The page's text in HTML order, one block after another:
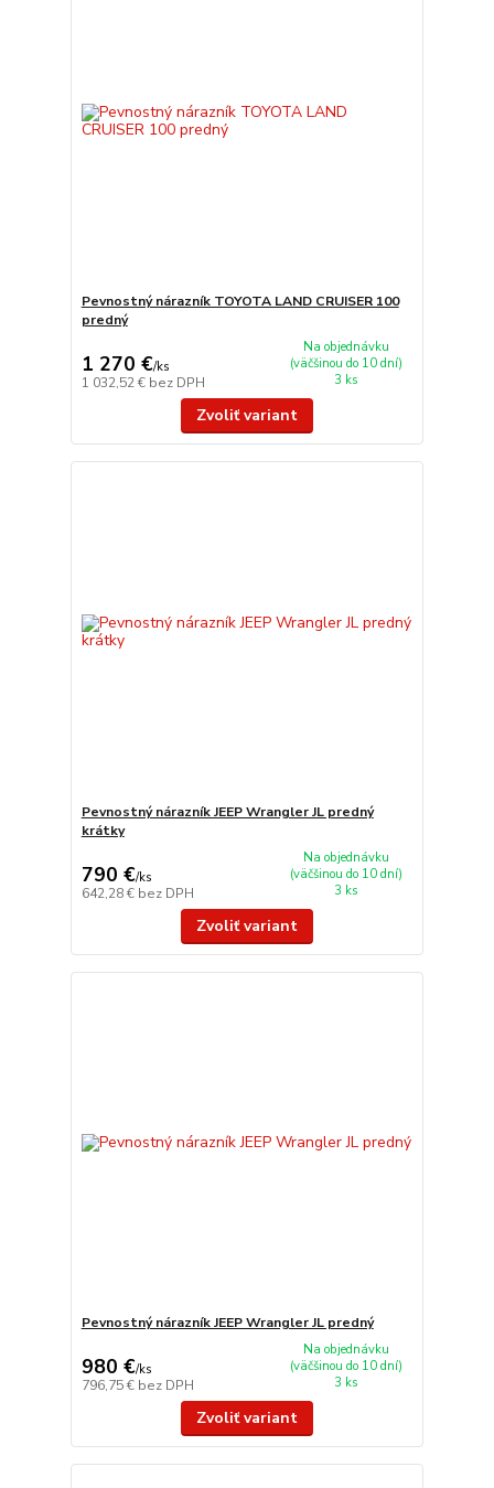
Pevnostný nárazník TOYOTA LAND CRUISER 100
predný
1 270 €/ks
1 032,52 € bez DPH
Na objednávku
(väčšinou do 10 dní)
3 ks
Zvoliť variant
Pevnostný nárazník JEEP Wrangler JL predný
krátky
790 €/ks
642,28 € bez DPH
Na objednávku
(väčšinou do 10 dní)
3 ks
Zvoliť variant
Pevnostný nárazník JEEP Wrangler JL predný
980 €/ks
796,75 € bez DPH
Na objednávku
(väčšinou do 10 dní)
3 ks
Zvoliť variant